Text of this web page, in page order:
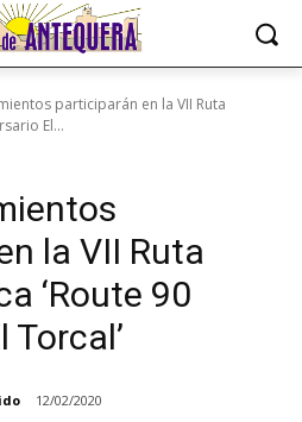
participarán en la VII Ruta
El...
la VII Ruta
‘Route 90
Torcal’
12/02/2020